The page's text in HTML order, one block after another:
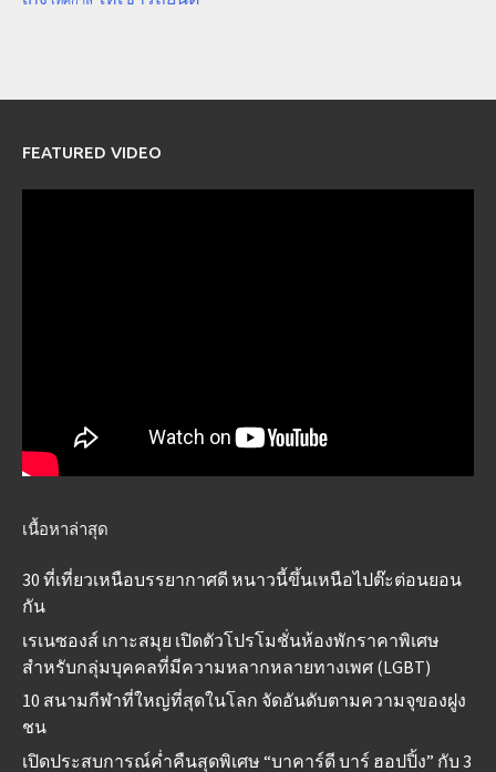
FEATURED VIDEO
เนื้อหาล่าสุด
30 ที่เที่ยวเหนือบรรยากาศดี หนาวนี้ขึ้นเหนือไปต๊ะต่อนยอน
กัน
เรเนซองส์ เกาะสมุย เปิดตัวโปรโมชั่นห้องพักราคาพิเศษ
สำหรับกลุ่มบุคคลที่มีความหลากหลายทางเพศ (LGBT)
10 สนามกีฬาที่ใหญ่ที่สุดในโลก จัดอันดับตามความจุของฝูง
ชน
เปิดประสบการณ์ค่ำคืนสุดพิเศษ “บาคาร์ดี บาร์ ฮอปปิ้ง” กับ 3